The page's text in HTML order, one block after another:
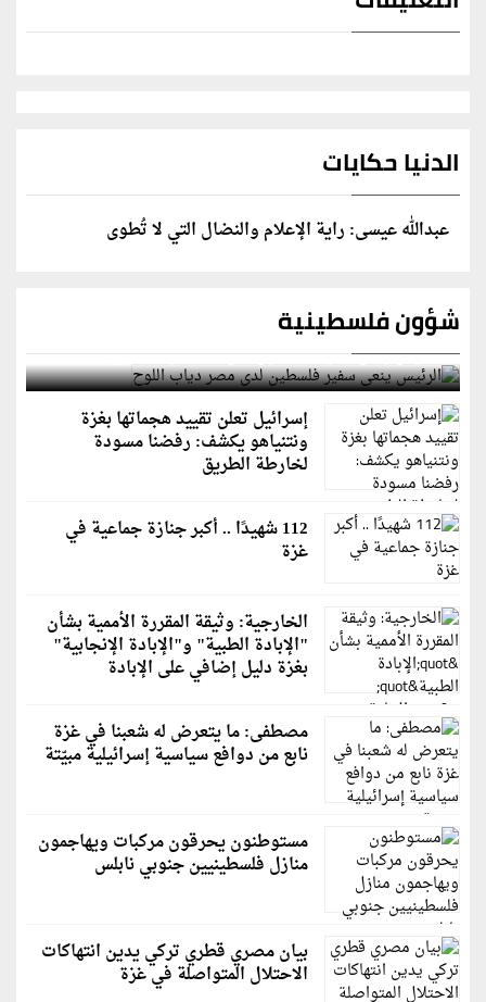
الدنيا حكايات
عبدالله عيسى: راية الإعلام والنضال التي لا تُطوى
شؤون فلسطينية
الرئيس ينعى سفير فلسطين لدى مصر دياب اللوح
إسرائيل تعلن تقييد هجماتها بغزة
ونتنياهو يكشف: رفضنا مسودة
لخارطة الطريق
112 شهيدًا .. أكبر جنازة جماعية في
غزة
الخارجية: وثيقة المقررة الأممية بشأن
"الإبادة الطبية" و"الإبادة الإنجابية"
بغزة دليل إضافي على الإبادة
مصطفى: ما يتعرض له شعبنا في غزة
نابع من دوافع سياسية إسرائيلية مبيّتة
مستوطنون يحرقون مركبات ويهاجمون
منازل فلسطينيين جنوبي نابلس
بيان مصري قطري تركي يدين انتهاكات
الاحتلال المتواصلة في غزة